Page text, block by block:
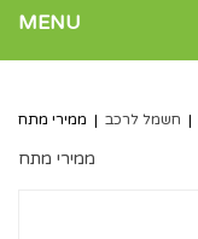
MENU
| חשמל לרכב | ממירי מתח
ממירי מתח